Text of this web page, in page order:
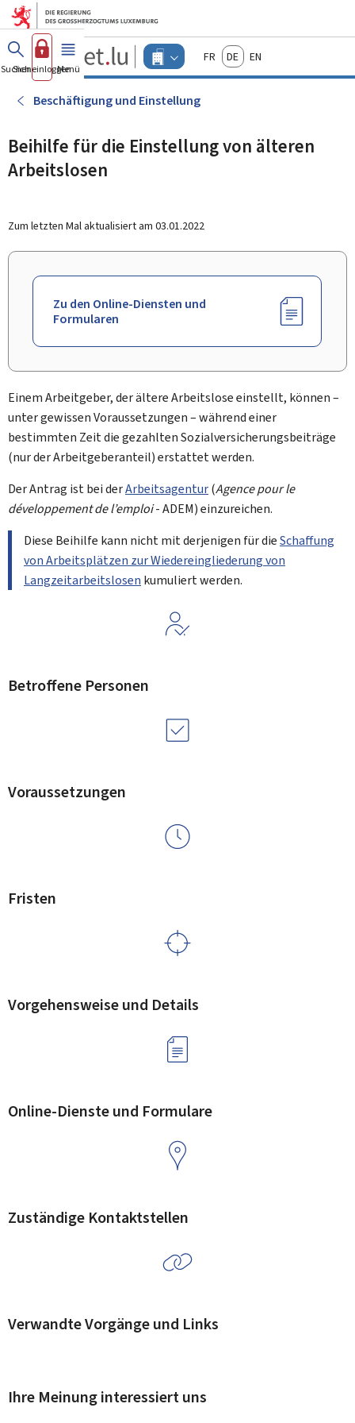
Zum Hauptmenü
Zum Inhalt
Guichet.lu
Changer
d'espace
Menu
actif
FrançaisDeutschEnglish
Suchen
Sich einloggen
Menü Haupt-
Beschäftigung und Einstellung
Beihilfe für die Einstellung von älteren
Arbeitslosen
Zum letzten Mal aktualisiert am 03.01.2022
Zu den Online-Diensten und
Formularen
Einem Arbeitgeber, der ältere Arbeitslose einstellt, können –
unter gewissen Voraussetzungen – während einer
bestimmten Zeit die gezahlten Sozialversicherungsbeiträge
(nur der Arbeitgeberanteil) erstattet werden.
Der Antrag ist bei derArbeitsagentur(Agence pour le
développement de l’emploi- ADEM) einzureichen.
Diese Beihilfe kann nicht mit derjenigen für dieSchaffung
von Arbeitsplätzen zur Wiedereingliederung von
Langzeitarbeitslosen kumuliert werden.
Betroffene Personen
Voraussetzungen
Fristen
Vorgehensweise und Details
Online-Dienste und Formulare
Zuständige Kontaktstellen
Verwandte Vorgänge und Links
Ihre Meinung interessiert uns